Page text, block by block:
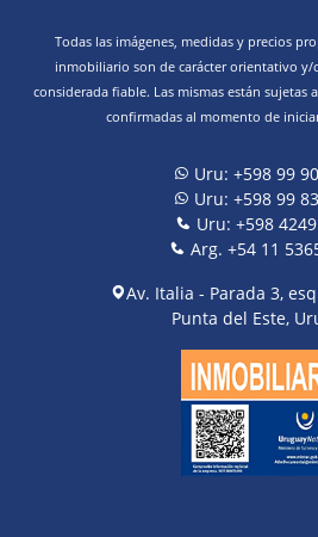
Todas las imágenes, medidas y precios
inmobiliario son de carácter orientativo
considerada fiable. Las mismas están sujetas
confirmadas al momento de
Uru: +598 99
Uru: +598 99
Uru: +598
Arg. +54 11
Av. Italia - Parada 3,
Punta del Este,